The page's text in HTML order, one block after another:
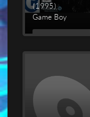
(1995)
Game Boy
MEHR